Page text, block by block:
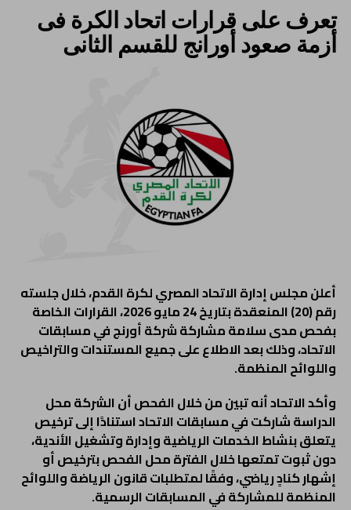
تعرف على قرارات اتحاد الكرة فى
أزمة صعود أورانج للقسم الثانى
أعلن مجلس إدارة الاتحاد المصري لكرة القدم، خلال جلسته
رقم (20) المنعقدة بتاريخ 24 مايو 2026، القرارات الخاصة
بفحص مدى سلامة مشاركة شركة أورنج في مسابقات
الاتحاد، وذلك بعد الاطلاع على جميع المستندات والتراخيص
واللوائح المنظمة.
وأكد الاتحاد أنه تبين من خلال الفحص أن الشركة محل
الدراسة شاركت في مسابقات الاتحاد استنادًا إلى ترخيص
يتعلق بنشاط الخدمات الرياضية وإدارة وتشغيل الأندية،
دون ثبوت تمتعها خلال الفترة محل الفحص بترخيص أو
إشهار كنادٍ رياضي، وفقًا لمتطلبات قانون الرياضة واللوائح
المنظمة للمشاركة في المسابقات الرسمية.